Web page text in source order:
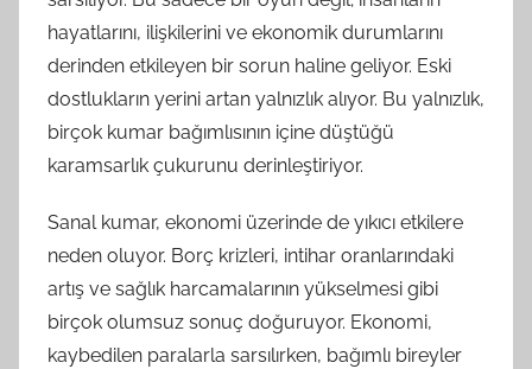
hayatlarını, ilişkilerini ve ekonomik durumlarını
derinden etkileyen bir sorun haline geliyor. Eski
dostlukların yerini artan yalnızlık alıyor. Bu yalnızlık,
birçok kumar bağımlısının içine düştüğü
karamsarlık çukurunu derinleştiriyor.
Sanal kumar, ekonomi üzerinde de yıkıcı etkilere
neden oluyor. Borç krizleri, intihar oranlarındaki
artış ve sağlık harcamalarının yükselmesi gibi
birçok olumsuz sonuç doğuruyor. Ekonomi,
kaybedilen paralarla sarsılırken, bağımlı bireyler